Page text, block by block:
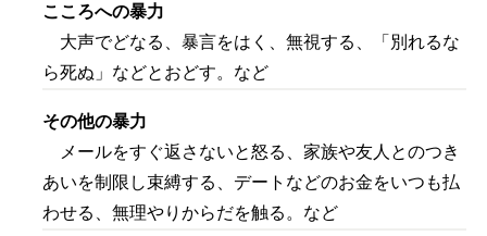
こころへの暴力
大声でどなる、暴言をはく、無視する、「別れるな
ら死ぬ」などとおどす。など
その他の暴力
メールをすぐ返さないと怒る、家族や友人とのつき
あいを制限し束縛する、デートなどのお金をいつも払
わせる、無理やりからだを触る。など